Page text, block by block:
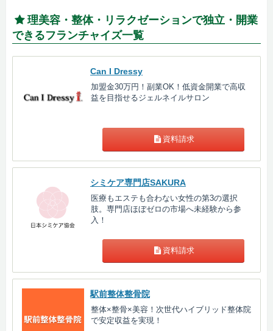
理美容・整体・リラクゼーションで独立・開業
できるフランチャイズ一覧
Can I Dressy
加盟金30万円！副業OK！低資金開業で高収
益を目指せるジェルネイルサロン
資料請求
シミケア専門店SAKURA
医療もエステも合わない女性の第3の選択
肢。専門店ほぼゼロの市場へ未経験から参
入！
資料請求
駅前整体整骨院
整体×整骨×美容！次世代ハイブリッド整体院
で安定収益を実現！